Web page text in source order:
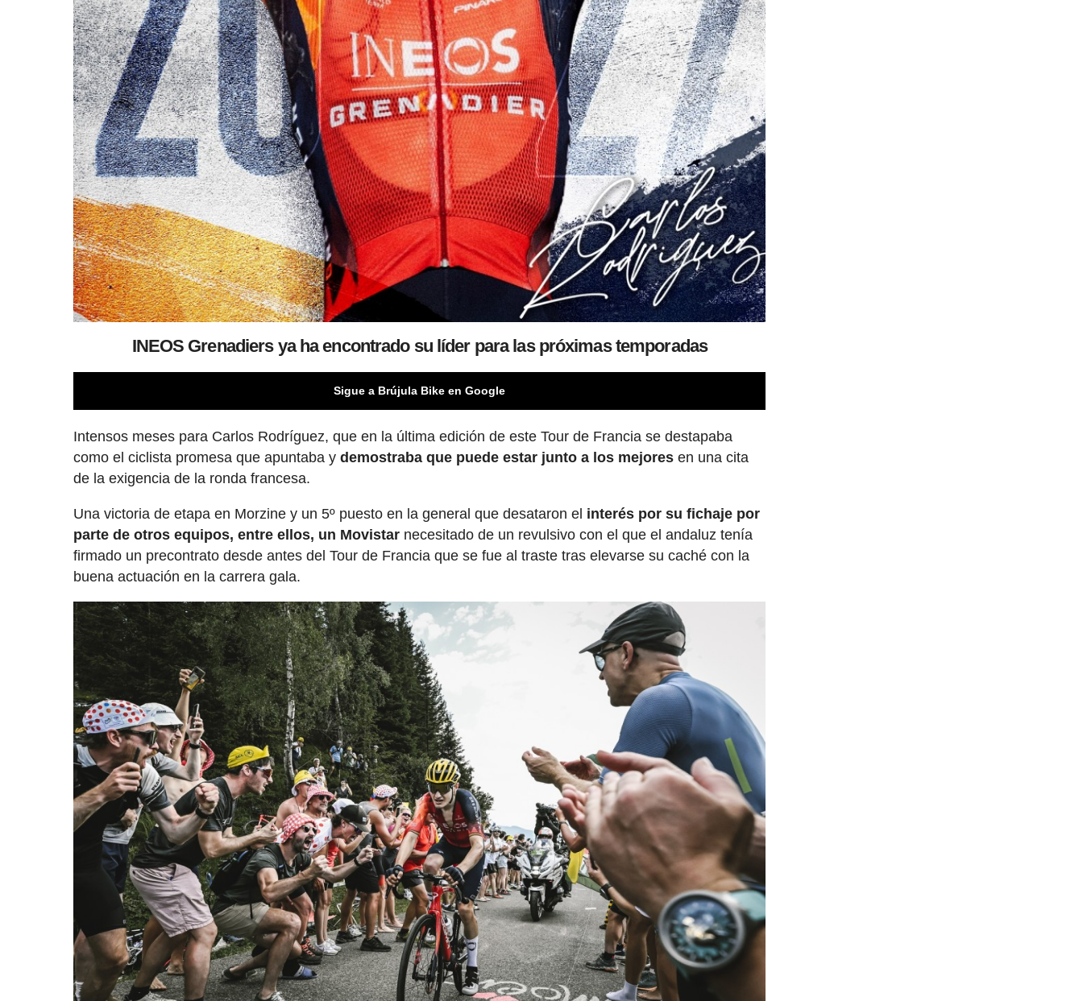
INEOS Grenadiers ya ha encontrado su líder para las próximas temporadas
Sigue a Brújula Bike en Google
Intensos meses para Carlos Rodríguez, que en la última edición de este Tour de Francia se destapaba
como el ciclista promesa que apuntaba ydemostraba que puede estar junto a los mejores en una cita
de la exigencia de la ronda francesa.
Una victoria de etapa en Morzine y un 5º puesto en la general que desataron el interés por su fichaje por
parte de otros equipos, entre ellos, un Movistar necesitado de un revulsivo con el que el andaluz tenía
firmado un precontrato desde antes del Tour de Francia que se fue al traste tras elevarse su caché con la
buena actuación en la carrera gala.